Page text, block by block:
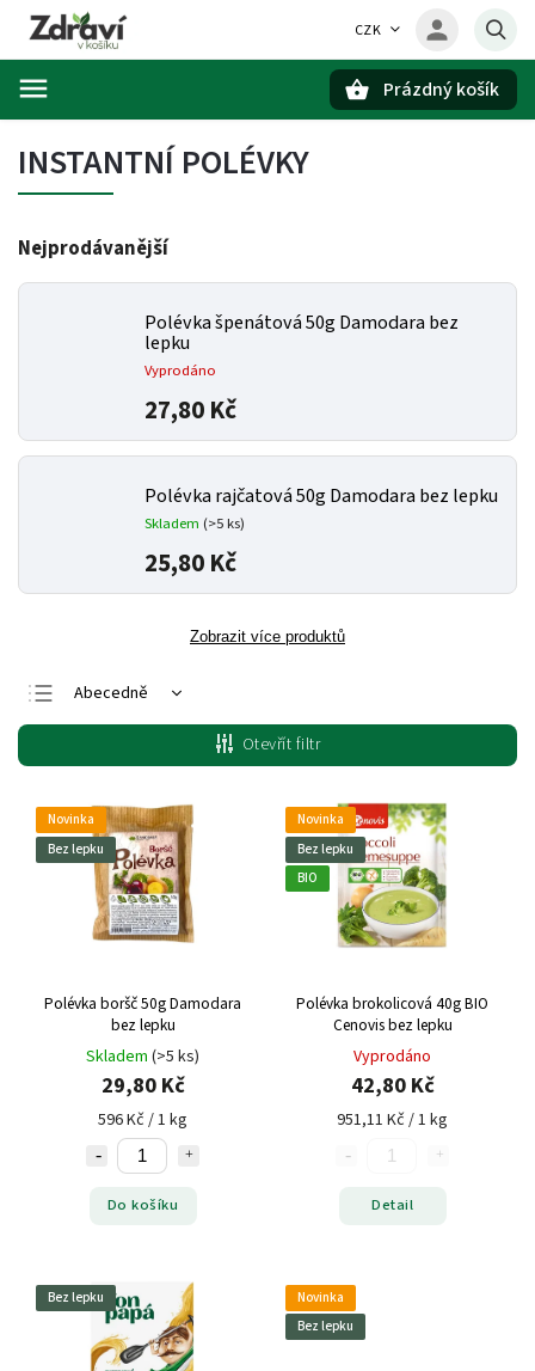
CZK
Prázdný košík
INSTANTNÍ POLÉVKY
Nejprodávanější
Polévka špenátová 50g Damodara bez
lepku
Vyprodáno
27,80 Kč
Polévka rajčatová 50g Damodara bez lepku
Skladem (>5 ks)
25,80 Kč
Zobrazit více produktů
Abecedně
Nejlevnější
Nejdražší
Nejprodávanější
Otevřít filtr
Novinka
Bez lepku
Polévka boršč 50g Damodara
bez lepku
Skladem (>5 ks)
29,80 Kč
596 Kč / 1 kg
Do košíku
Novinka
Bez lepku
BIO
Polévka brokolicová 40g BIO
Cenovis bez lepku
Vyprodáno
42,80 Kč
951,11 Kč / 1 kg
Detail
Bez lepku
Novinka
Bez lepku